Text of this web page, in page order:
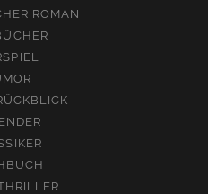
ROMAN